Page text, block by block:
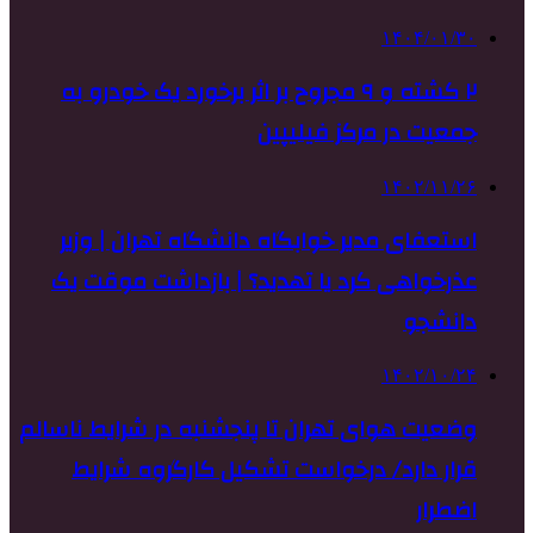
۱۴۰۴/۰۱/۳۰
۲ کشته و ۹ مجروح بر اثر برخورد یک خودرو به
جمعیت در مرکز فیلیپین
۱۴۰۲/۱۱/۲۶
استعفای مدیر خوابگاه دانشگاه تهران | وزیر
عذرخواهی کرد یا تهدید؟ | بازداشت موقت یک
دانشجو
۱۴۰۲/۱۰/۲۴
وضعیت هوای تهران تا پنجشنبه در شرایط ناسالم
قرار دارد/ درخواست تشکیل کارگروه شرایط
اضطرار